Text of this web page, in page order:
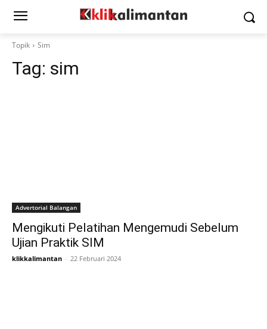
Topik Sim
Tag: sim
Advertorial Balangan
Mengikuti Pelatihan Mengemudi Sebelum
Ujian Praktik SIM
klikkalimantan - 22 Februari 2024